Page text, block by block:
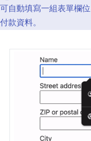
可自動填寫一組表單欄
付款資料。